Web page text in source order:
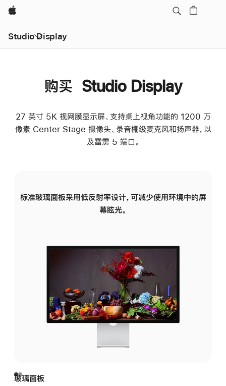
Apple
Studio Display
购买 Studio Display
27 英寸 5K 视网膜显示屏、支持桌上视角功能的 1200 万
像素 Center Stage 摄像头、录音棚级麦克风和扬声器，以
及雷雳 5 端口。
标准玻璃面板采用低反射率设计，可减少使用环境中的屏
幕眩光。
玻璃面板